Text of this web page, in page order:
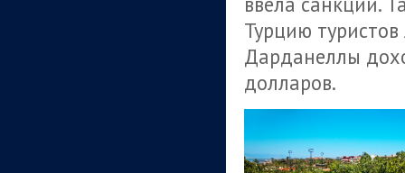
Турцию
Дарданеллы
долларов.